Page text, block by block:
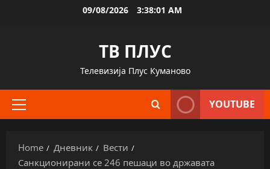
09/08/2026 3:38:01 AM
ТВ ПЛУС
Телевизија Плус Куманово
Primary
YOUTUBE
Home Дневник
Вести
Санкционирани се 246 пешаци во државата